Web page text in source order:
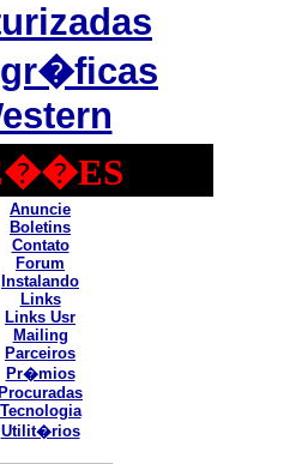
Anuncie
Boletins
Contato
Forum
Instalando
Links
Links Usr
Mailing
Parceiros
Pr�mios
Procuradas
Tecnologia
Utilit�rios